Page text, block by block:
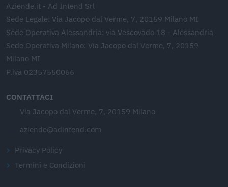
Aziende.it - Ad Intend Srl
Sede Legale: Via Jacopo dal Verme, 7, 20159 Milano MI
Sede Operativa Alessandria: via Vescovado 18 - Alessandria
Sede Operativa Milano: Via Jacopo dal Verme, 7, 20159
Milano MI
P.iva 02357550066
CONTATTACI
Via Jacopo dal Verme, 7, 20159 Milano
aziende@adintend.com
Privacy Policy
Termini e Condizioni